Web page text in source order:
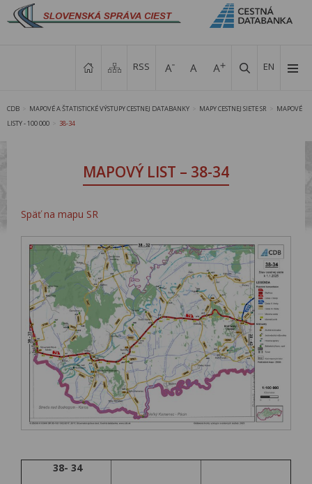
EN
RSS
CDB MAPOVÉ A ŠTATISTICKÉ VÝSTUPY CESTNEJ DATABANKY MAPY CESTNEJ SIETE SR
MAPOVÉ
LISTY - 100 000
38-34
MAPOVÝ LIST – 38-34
Späť na mapu SR
38- 34